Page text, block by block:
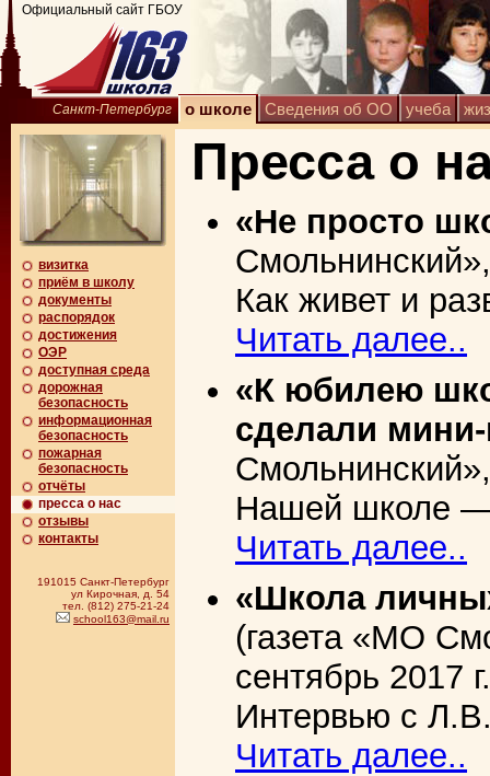
Официальный сайт ГБОУ
Санкт-Петербург о школе Сведения об ОО учеба
визитка
приём в школу
документы
распорядок
достижения
ОЭР
доступная среда
дорожная
безопасность
информационная
безопасность
пожарная
безопасность
отчёты
пресса о нас
отзывы
контакты
191015 Санкт-Петербург
ул Кирочная, д. 54
тел. (812) 275-21-24
school163@mail.ru
Пресса о
«Не просто
Как живет и
Читать далее..
«К юбилею
сделали мини-
Нашей школе
Читать далее..
«Школа
(газета «МО
сентябрь 2017
Интервью с
Читать далее..